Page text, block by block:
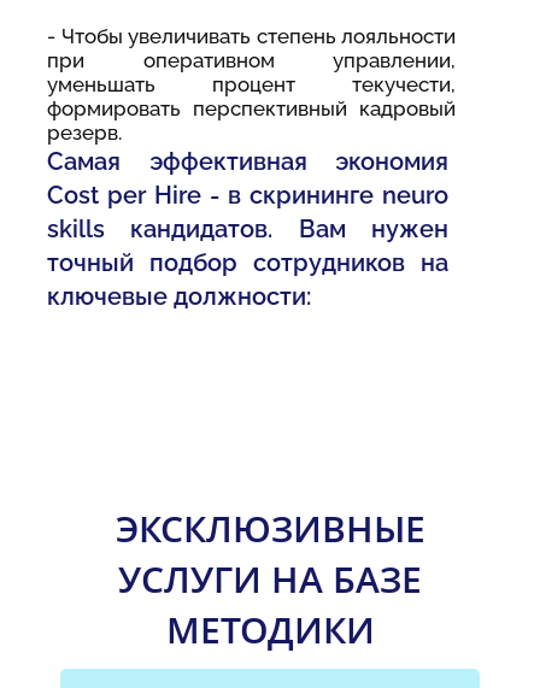
- Чтобы увеличивать степень лояльности
при оперативном управлении,
уменьшать процент текучести,
формировать перспективный кадровый
резерв.
Самая эффективная экономия
Cost per Hire - в скрининге neuro
skills кандидатов. Вам нужен
точный подбор сотрудников на
ключевые должности:
ЭКСКЛЮЗИВНЫЕ
УСЛУГИ НА БАЗЕ
МЕТОДИКИ